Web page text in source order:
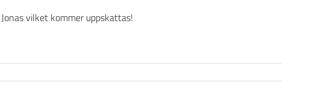
vilket kommer uppskattas!